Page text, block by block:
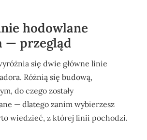
hodowlane
— przegląd
się dwie główne linie
Różnią się budową,
do czego zostały
— dlatego zanim wybierzesz
wiedzieć, z której linii pochodzi.